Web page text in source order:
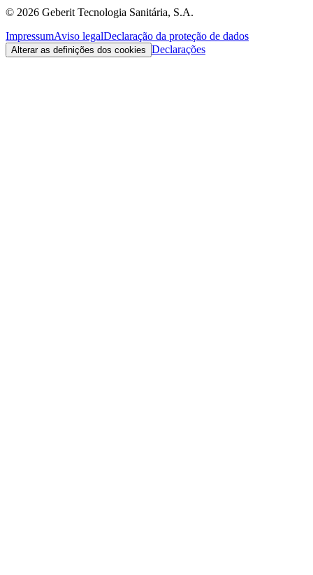
© 2026 Geberit Tecnologia Sanitária, S.A.
ImpressumAviso legalDeclaração da proteção de dados
Alterar as definições dos cookies Declarações